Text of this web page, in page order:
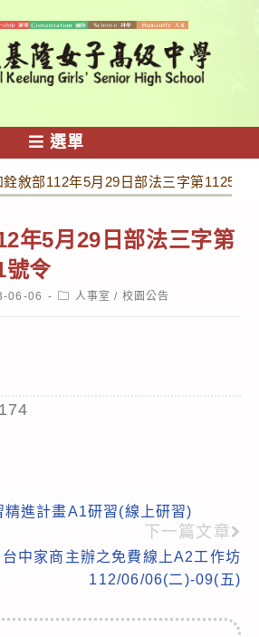
選單
銓敘部112年5月29日部法三字第
年5月29日部法三字第
號令
06-06
Post人事室 / 校園公告
174
精進計畫A1研習(線上研習)
下一篇文章
台中家商主辦之免費線上A2工作坊
112/06/06(二)-09(五)